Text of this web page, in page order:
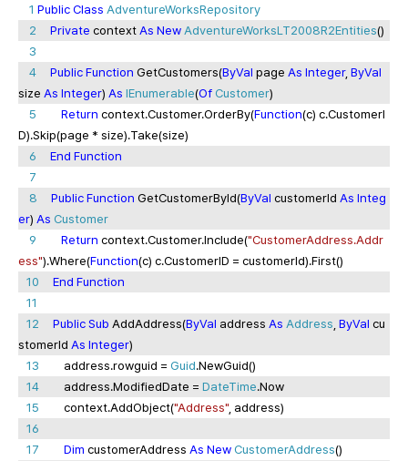
1 PublicClass AdventureWorksRepository
2
Private context As New AdventureWorksLT2008R2Entities()
3
4
PublicFunction GetCustomers(ByVal page As Integer, ByVal
size As Integer) As IEnumerable(OfCustomer)
5
Return context.Customer.OrderBy(Function(c) c.CustomerI
D).Skip(page * size).Take(size)
6
End Function
7
8
PublicFunction GetCustomerById(ByVal customerId As Integ
er) As Customer
9
Return context.Customer.Include("CustomerAddress.Addr
ess").Where(Function(c) c.CustomerID = customerId).First()
10
End Function
11
12
PublicSub AddAddress(ByVal address As Address ByVal cu
stomerId As Integer)
13 address.rowguid = Guid.NewGuid()
14 address.ModifiedDate = DateTime.Now
15 context.AddObject("Address" , address)
16
17
Dim customerAddress As NewCustomerAddress()